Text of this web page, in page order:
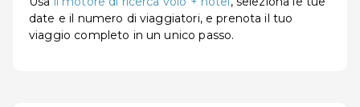
date e il numero di viaggiatori, e prenota il tuo
viaggio completo in un unico passo.